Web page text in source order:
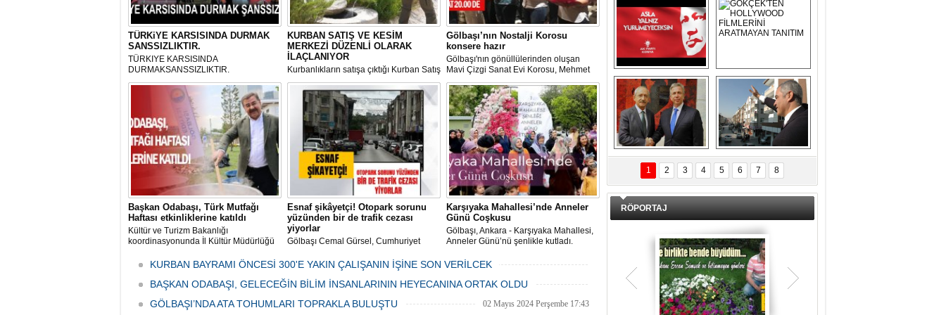
TÜRKiYE KARSISINDA DURMAK
SANSSIZLIKTIR.
TÜRKIYE KARSISINDA
DURMAKSANSSIZLIKTIR.
KURBAN SATIŞ VE KESİM
MERKEZİ DÜZENLİ OLARAK
İLAÇLANIYOR
Kurbanlıkların satışa çıktığı Kurban Satış
ve Kesim Merkezi, haşere ve
mikropların önüne geçilmesi amacıyla
her gün Gölbaşı Belediyesi ekipleri
tarafından düzenli olarak ilaçlanıyor.
Gölbaşı’nın Nostalji Korosu
konsere hazır
Gölbaşı'nın gönüllülerinden oluşan
Mavi Çizgi Sanat Evi Korosu, Mehmet
Akif Ersoy Kültür Merkezi’nde vereceği
konsere hızır.
Başkan Odabaşı, Türk Mutfağı
Haftası etkinliklerine katıldı
Kültür ve Turizm Bakanlığı
koordinasyonunda İl Kültür Müdürlüğü
Haftası" etkinlikleri Ankara'da devam
Esnaf şikâyetçi! Otopark sorunu
yüzünden bir de trafik cezası
yiyorlar
Gölbaşı Cemal Gürsel, Cumhuriyet
bulunan esnaf ve alışverişe gelen
vatandaşlar park cezaları yüzünden
canından bezdi.
Karşıyaka Mahallesi’nde Anneler
Günü Coşkusu
Gölbaşı, Ankara - Karşıyaka Mahallesi,
Anneler Günü’nü şenlikle kutladı.
öncülüğünde düzenlenen 1. Karşıyaka
KURBAN BAYRAMI ÖNCESİ 300'E YAKIN ÇALIŞANIN İŞİNE SON VERİLCEK
06 Mayıs 2024 Pazartesi 15:47
BAŞKAN ODABAŞI, GELECEĞİN BİLİM İNSANLARININ HEYECANINA ORTAK OLDU
06 Mayıs 2024 Pazartesi 15:31
GÖLBAŞI’NDA ATA TOHUMLARI TOPRAKLA BULUŞTU 02 Mayıs 2024 Perşembe 17:43
Asla Yalnız
Yürümeyeceksin
Uzun Adam
GÖKÇEK'TEN
HOLLYWOOD
FİLMLERİNİ
ARATMAYAN
TANITIM
DAL İÇERİ ZÜBÜK!
ERCAN ŞİMŞEK
GÖLBAŞI'NDA
KASIRGA ETKİSİ
YARATTI !
1 2 3 4 5 6 7 8
RÖPORTAJ
Teşrik tekbiri nedir? Ne anlama gelir?